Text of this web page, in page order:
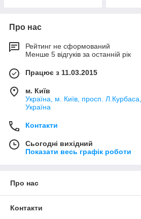
Про нас
Рейтинг не сформований
Менше 5 відгуків за останній рік
Працює з 11.03.2015
м. Київ
Україна, м. Київ, просп.
Україна
Контакти
Сьогодні вихідний
Показати весь графік роботи
Про нас
Контакти